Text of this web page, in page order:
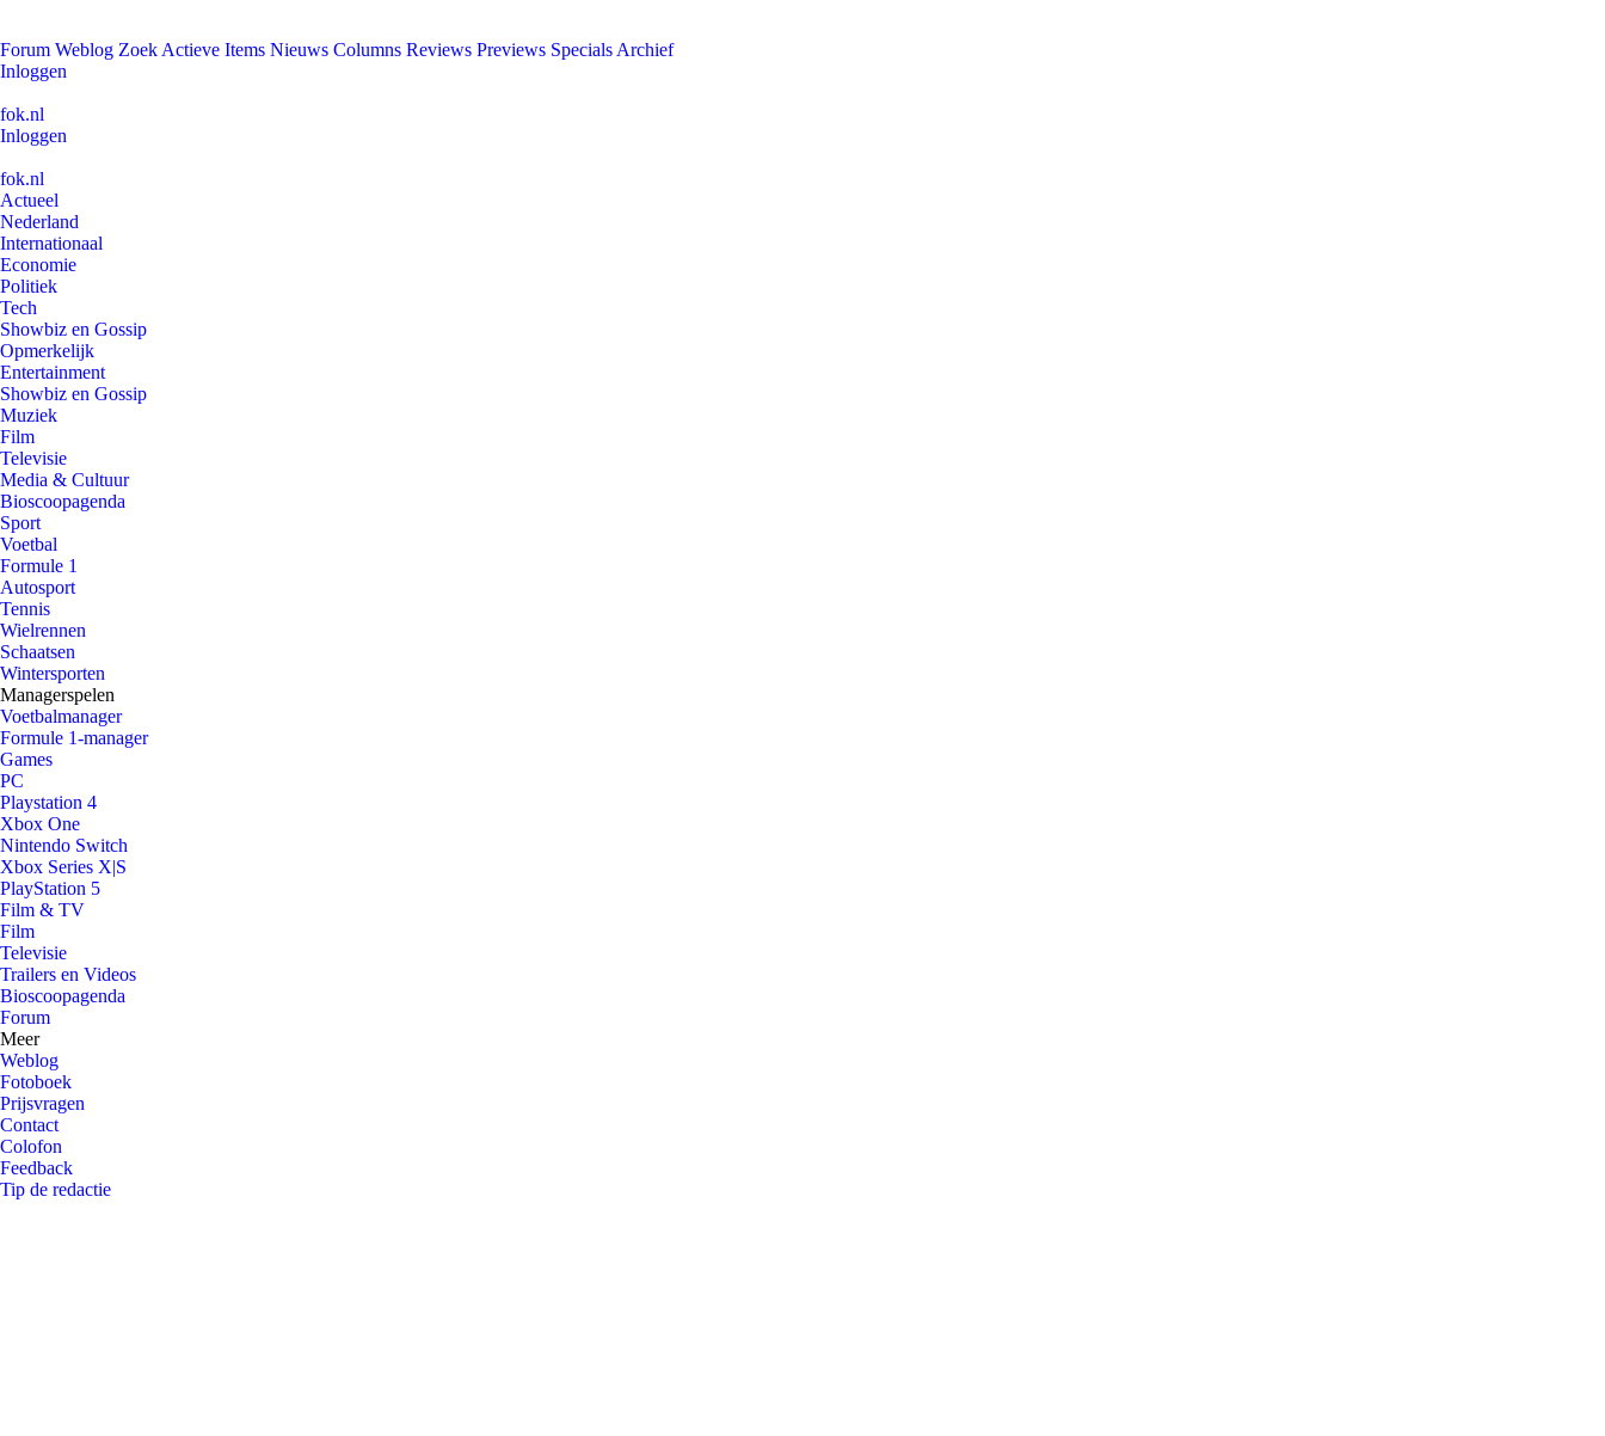
Forum Weblog Zoek Actieve Items Nieuws Columns Reviews Previews Specials Archief
Inloggen
fok.nl
Inloggen
fok.nl
Actueel
Nederland
Internationaal
Economie
Politiek
Tech
Showbiz en Gossip
Opmerkelijk
Entertainment
Showbiz en Gossip
Muziek
Film
Televisie
Media & Cultuur
Bioscoopagenda
Sport
Voetbal
Formule 1
Autosport
Tennis
Wielrennen
Schaatsen
Wintersporten
Managerspelen
Voetbalmanager
Formule 1-manager
Games
PC
Playstation 4
Xbox One
Nintendo Switch
Xbox Series X|S
PlayStation 5
Film & TV
Film
Televisie
Trailers en Videos
Bioscoopagenda
Forum
Meer
Weblog
Fotoboek
Prijsvragen
Contact
Colofon
Feedback
Tip de redactie